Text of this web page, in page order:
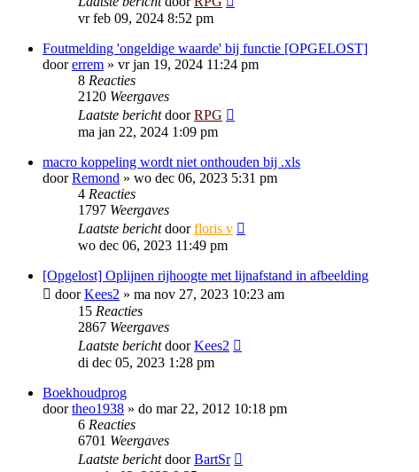
vr feb 09, 2024 8:52 pm
Foutmelding 'ongeldige waarde' bij functie [OPGELOST]
doorerrem » vr jan 19, 2024 11:24 pm
8 Reacties
2120 Weergaves
Laatste berichtdoorRPG
ma jan 22, 2024 1:09 pm
macro koppeling wordt niet onthouden bij .xls
doorRemond » wo dec 06, 2023 5:31 pm
4 Reacties
1797 Weergaves
Laatste berichtdoorfloris v
wo dec 06, 2023 11:49 pm
[Opgelost] Oplijnen rijhoogte met lijnafstand in afbeelding
doorKees2 » ma nov 27, 2023 10:23 am
15 Reacties
2867 Weergaves
Laatste berichtdoorKees2
di dec 05, 2023 1:28 pm
Boekhoudprog
doortheo1938 » do mar 22, 2012 10:18 pm
6 Reacties
6701 Weergaves
Laatste berichtdoorBartSr